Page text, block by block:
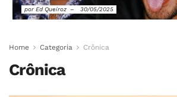
por Ed Queiroz 30/05/2025
Home Categoria Crônica
Crônica